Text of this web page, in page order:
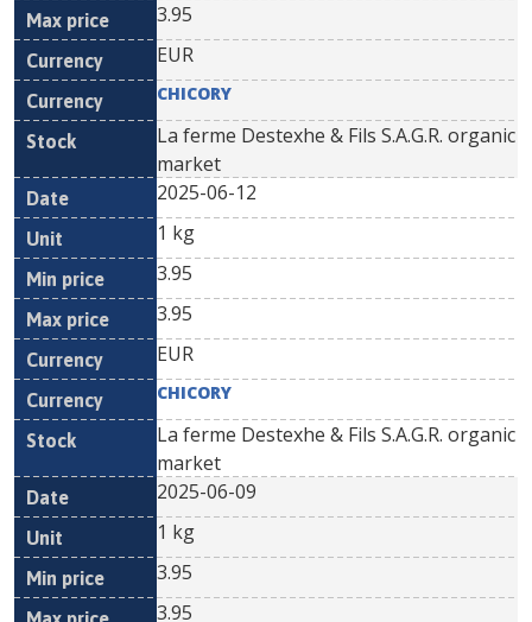
3.95
EUR
CHICORY
La ferme Destexhe & Fils S.A.G.R. organic
market
2025-06-12
1 kg
3.95
3.95
EUR
CHICORY
La ferme Destexhe & Fils S.A.G.R. organic
market
2025-06-09
1 kg
3.95
3.95